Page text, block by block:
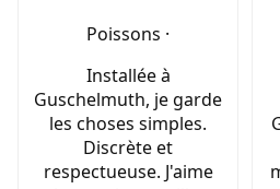
Poissons ·
Installée à
Guschelmuth, je garde
les choses simples.
Discrète et
respectueuse. J'aime